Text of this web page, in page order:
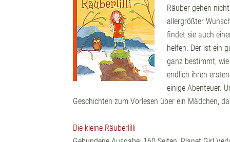
Räuber gehen
allergrößter
findet sie auch
helfen. Der ist ein
ganz bestimmt,
endlich ihren
einige Abenteuer.
Geschichten zum Vorlesen über ein Mädchen,
Die kleine Räuberlilli